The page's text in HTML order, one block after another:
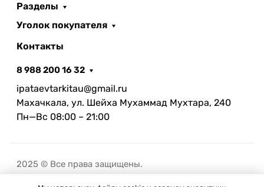
Разделы
Уголок покупателя
Контакты
8 988 200 16 32
ipataevtarkitau@gmail.ru
Махачкала, ул. Шейха Мухаммад Мухтара, 240
Пн—Вс 08:00 – 21:00
2025 © Все права защищены.